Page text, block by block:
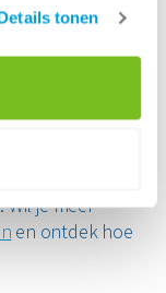
tonen
betrouwbare
je meer
en ontdek hoe